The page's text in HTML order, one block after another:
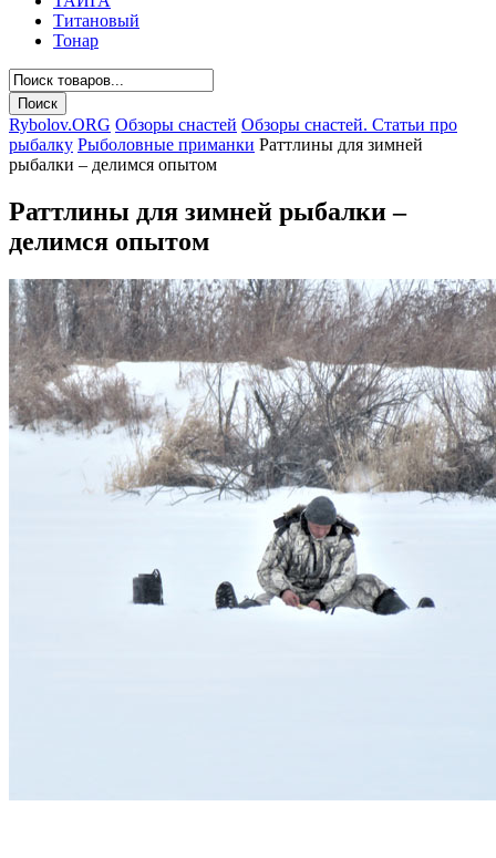
Титановый
Тонар
Rybolov.ORG Обзоры снастей Обзоры снастей. Статьи про
рыбалку Рыболовные приманки Раттлины для зимней
рыбалки – делимся опытом
Раттлины для зимней рыбалки –
делимся опытом